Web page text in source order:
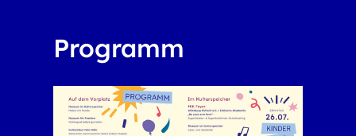
Programm